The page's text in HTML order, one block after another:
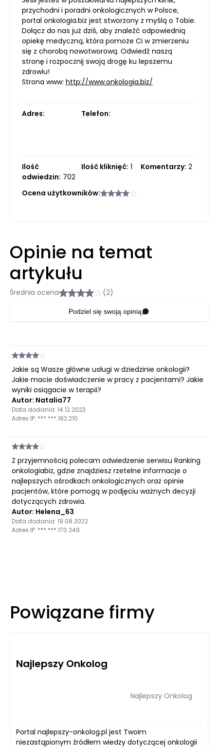
przychodni i poradni onkologicznych w Polsce,
portal onkologia.biz jest stworzony z myślą o Tobie.
Dołącz do nas już dziś, aby znaleźć odpowiednią
opiekę medyczną, która pomoże Ci w zmierzeniu
się z chorobą nowotworową. Odwiedź naszą
stronę i rozpocznij swoją drogę ku lepszemu
zdrowiu!
Strona www: http://www.onkologia.biz/
Adres: Telefon:
Ilość
odwiedzin: 702
Ilość kliknięć: 1 Komentarzy: 2
Ocena użytkowników:
Opinie na temat
artykułu
Średnia ocena (2)
Podziel się swoją opinią
Jakie są Wasze główne usługi w dziedzinie onkologii?
Jakie macie doświadczenie w pracy z pacjentami? Jakie
wyniki osiągacie w terapii?
Autor: Natalia77
Data dodania: 14.12.2023
Adres IP: ***.***.162.210
Z przyjemnością polecam odwiedzenie serwisu Ranking
onkologiabiz, gdzie znajdziesz rzetelne informacje o
najlepszych ośrodkach onkologicznych oraz opinie
pacjentów, które pomogą w podjęciu ważnych decyzji
dotyczących zdrowia.
Autor: Helena_63
Data dodania: 19.08.2022
Adres IP: ***.***.170.249
Powiązane firmy
Najlepszy Onkolog
Najlepszy Onkolog
Portal najlepszy-onkolog.pl jest Twoim
niezastąpionym źródłem wiedzy dotyczącej onkologii